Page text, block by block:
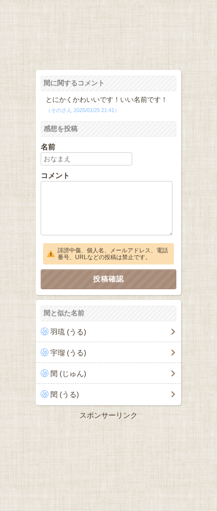
閏に関するコメント
とにかくかわいいです！いい名前です！
（そのさん 2025/01/25 21:41）
感想を投稿
名前
コメント
誹謗中傷、個人名、メールアドレス、電話
番号、URLなどの投稿は禁止です。
閏と似た名前
羽琉 (うる)
宇瑠 (うる)
閏 (じゅん)
閏 (うる)
スポンサーリンク